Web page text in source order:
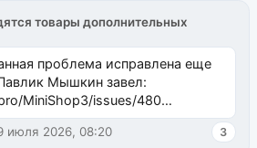
товары дополнительных
проблема исправлена еще
Мышкин завел:
MiniShop3/issues/480
MiniShop3/issues/481Исправим
июля 2026, 08:20 3